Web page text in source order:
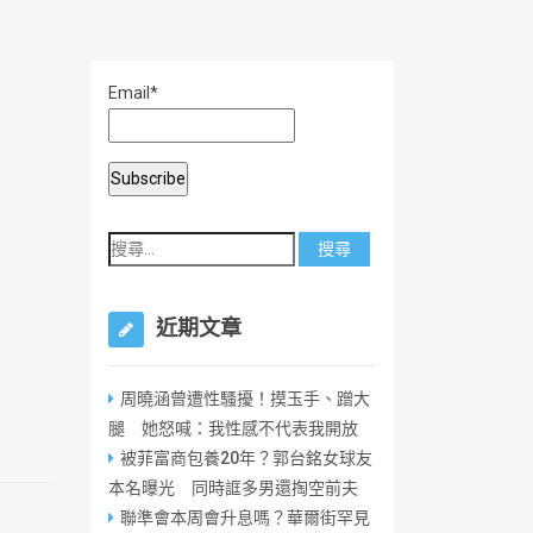
Email*
近期文章
周曉涵曾遭性騷擾！摸玉手、蹭大
腿 她怒喊：我性感不代表我開放
被菲富商包養20年？郭台銘女球友
本名曝光 同時誆多男還掏空前夫
聯準會本周會升息嗎？華爾街罕見